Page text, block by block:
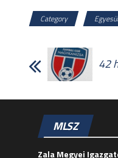
Category
42
MLSZ
Zala Megyei